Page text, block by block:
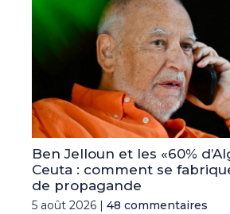
Ben Jelloun et les «60%
Ceuta : comment se
de propagande
5 août 2026 | 48 commentaires